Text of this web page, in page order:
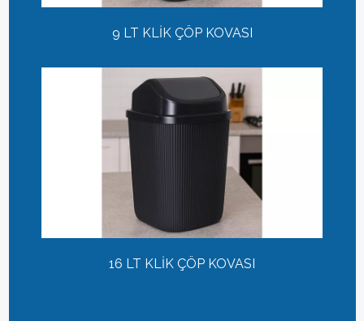
9 LT KLİK ÇÖP KOVASI
16 LT KLİK ÇÖP KOVASI